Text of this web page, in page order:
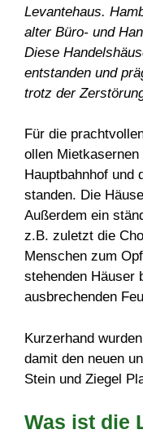
Levantehaus.
alter Büro- und
Diese
entstanden und
trotz der
Für die
ollen
Hauptbahnhof und
standen. Die
Außerdem ein
z.B. zuletzt die
Menschen zum
stehenden Häuser
ausbrechenden
Kurzerhand
damit den neuen
Stein und Ziegel
Was ist die